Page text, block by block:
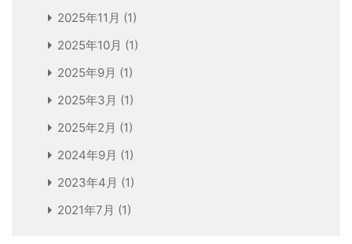
2025年11月 (1)
2025年10月 (1)
2025年9月 (1)
2025年3月 (1)
2025年2月 (1)
2024年9月 (1)
2023年4月 (1)
2021年7月 (1)